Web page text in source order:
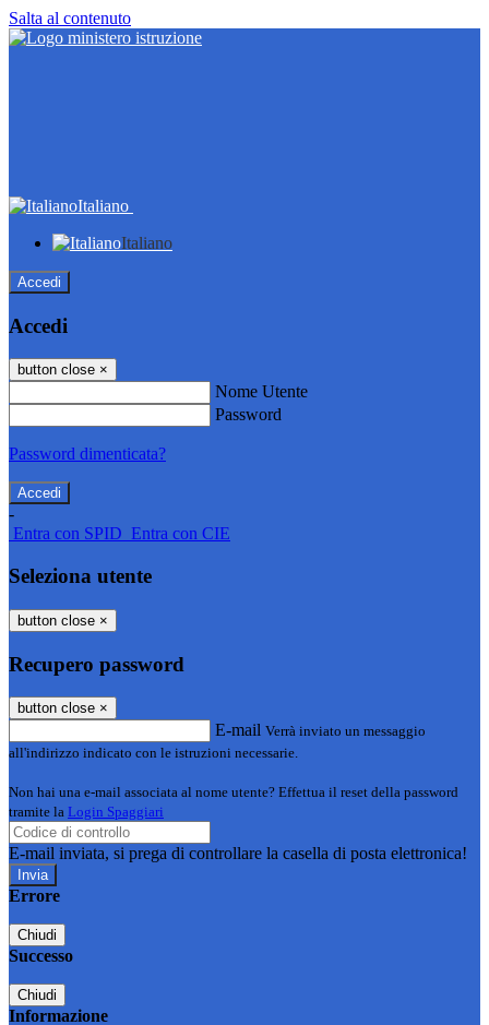
Salta al contenuto
Italiano
Italiano
Accedi
Accedi
button close ×
Nome Utente
Password
Password dimenticata?
-
Entra con SPID Entra con CIE
Seleziona utente
button close ×
Recupero password
button close ×
E-mail Verrà inviato un messaggio
all'indirizzo indicato con le istruzioni necessarie.
Non hai una e-mail associata al nome utente? Effettua il reset della password
tramite la Login Spaggiari
E-mail inviata, si prega di controllare la casella di posta elettronica!
Errore
Chiudi
Successo
Chiudi
Informazione